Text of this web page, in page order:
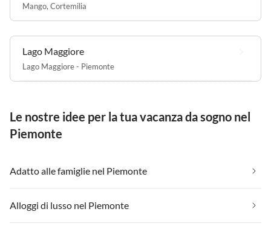
Mango, Cortemilia
Lago Maggiore
Lago Maggiore - Piemonte
Le nostre idee per la tua vacanza da sogno nel
Piemonte
Adatto alle famiglie nel Piemonte
Alloggi di lusso nel Piemonte